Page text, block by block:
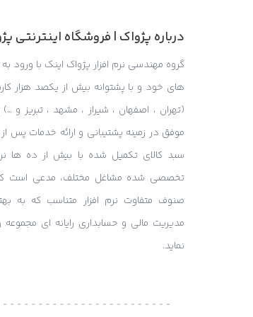
درباره پژواک | فروشگاه اینترنتی
گروه مهندسی نرم افزار پژواک اینک با ورود
های خود و با پشتوانه بیش از یکصد هزار
(تهران ، اصفهان ، شیراز ، مشهد ، تبریز و
موفق در زمینه پشتیبانی و ارائه خدمات پس
سبد کالای تکمیل شده با بیش از ده ها نرم
تخصصی شده مشاغل مختلف، مدعی است
صنوف متفاوت نرم افزار متناسب که به
مدیریت مالی و حسابداری رایانه ای مجموعه
نماید.